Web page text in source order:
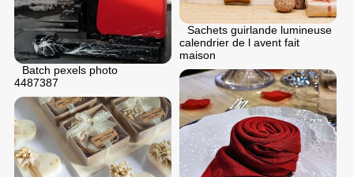
Batch pexels photo
4487387
Sachets guirlande lumineuse
calendrier de l avent fait
maison